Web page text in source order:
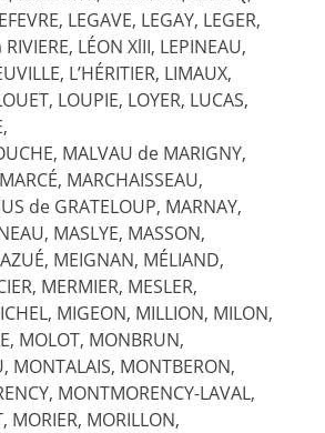
LEGAVE, LEGAY, LEGER,
LÉON XlII, LEPINEAU,
L’HÉRITIER, LIMAUX,
LOUPIE, LOYER, LUCAS,
MALVAU de MARIGNY,
MARCHAISSEAU,
de GRATELOUP, MARNAY,
MASLYE, MASSON,
MEIGNAN, MÉLIAND,
MERMIER, MESLER,
MIGEON, MILLION, MILON,
MOLOT, MONBRUN,
MONTALAIS, MONTBERON,
MONTMORENCY-LAVAL,
MORIER, MORILLON,